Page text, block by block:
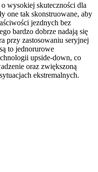
wysokiej skuteczności dla
one tak skonstruowane, aby
jezdnych bez
bardzo dobrze nadają się
przy zastosowaniu seryjnej
to jednorurowe
upside-down, co
oraz zwiększoną
ekstremalnych.